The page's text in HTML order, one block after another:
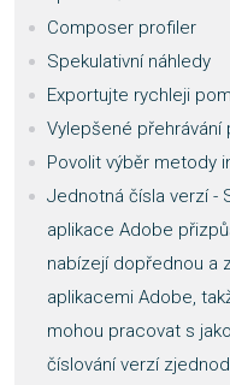
Composer profiler
Spekulativní náhledy
Exportujte rychleji
Vylepšené přehrávání
Povolit výběr metody
Jednotná čísla verzí -
aplikace Adobe
nabízejí dopřednou a
aplikacemi Adobe,
mohou pracovat s
číslování verzí